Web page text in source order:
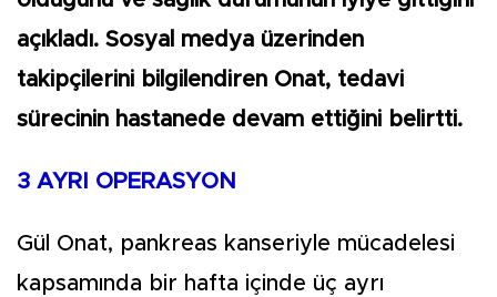
açıkladı. Sosyal medya üzerinden
takipçilerini bilgilendiren Onat, tedavi
sürecinin hastanede devam ettiğini belirtti.
3 AYRI OPERASYON
Gül Onat, pankreas kanseriyle mücadelesi
kapsamında bir hafta içinde üç ayrı